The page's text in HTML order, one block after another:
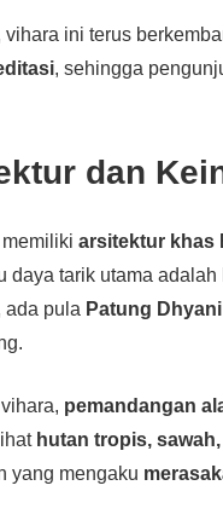
vihara ini terus
, sehingga
dan
memilikiarsitektur khas
daya tarik utama adalah
ada pula Patung
pemandangan
hutan tropis,
yang mengaku